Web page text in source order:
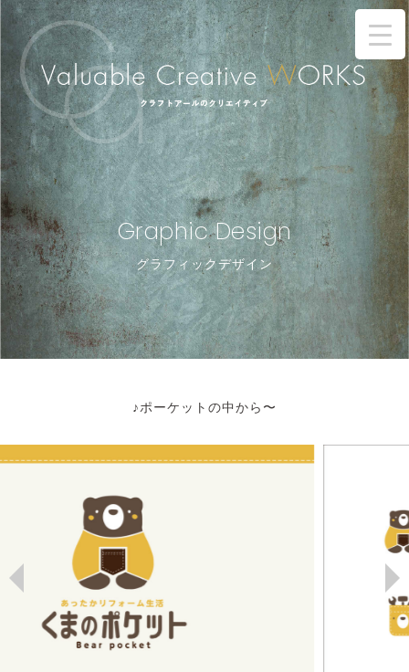
Graphic Design
グラフィックデザイン
♪ポーケットの中から〜